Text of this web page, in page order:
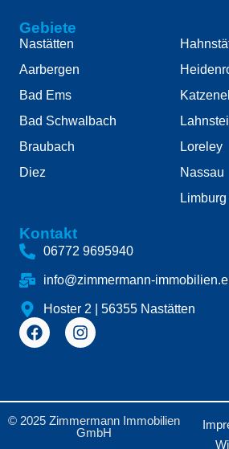
Gebiete
Nastätten
Aarbergen
Bad Ems
Bad Schwalbach
Braubach
Diez
Loreley
Nassau
Limburg
Kontakt
06772 9695940
info@zimmermann-
Hoster 2 | 56355 Nastätten
© 2025 Zimmermann Immobilien
GmbH